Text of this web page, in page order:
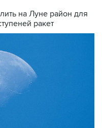
на Луне район для
ракет